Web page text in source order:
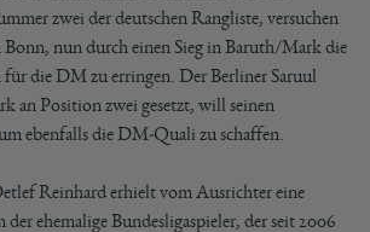
zwei der deutschen Rangliste, versuchen
Bonn, nun durch einen Sieg in Baruth/Mark die
die DM zu erringen. Der Berliner Saruul
an Position zwei gesetzt, will seinen
ebenfalls die DM-Quali zu schaffen.
Reinhard erhielt vom Ausrichter eine
ehemalige Bundesligaspieler, der seit 2006